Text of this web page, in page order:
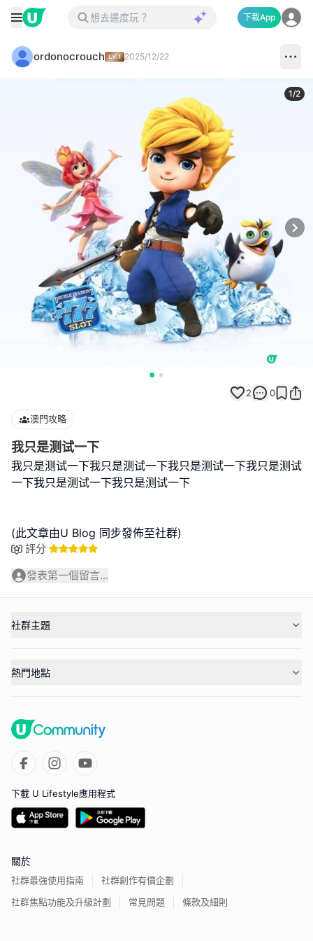
下載App
ordonocrouch 2025/12/22
1/2
2 0
澳門攻略
我只是测试一下
我只是测试一下我只是测试一下我只是测试一下我只是测试
一下我只是测试一下我只是测试一下
(此文章由U Blog 同步發佈至社群)
評分
發表第一個留言...
社群主題
熱門地點
下載 U Lifestyle應用程式
關於
社群最強使用指南
社群創作有價企劃
社群焦點功能及升級計劃
常見問題 條款及細則